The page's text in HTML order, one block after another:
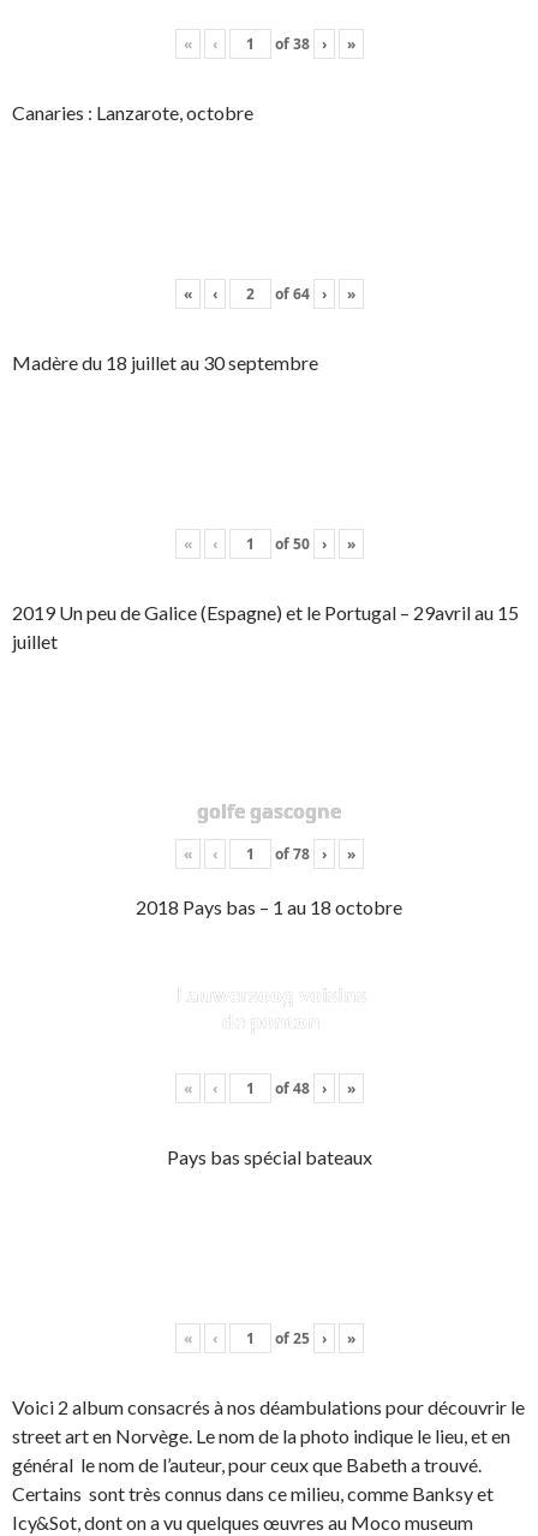
« ‹ of38 › »
Canaries : Lanzarote, octobre
« ‹ of64 › »
Madère du 18 juillet au 30 septembre
« ‹ of50 › »
2019 Un peu de Galice (Espagne) et le Portugal – 29avril au 15
juillet
golfe gascogne
« ‹ of78 › »
2018 Pays bas – 1 au 18 octobre
Lauwersoog voisins
de ponton
« ‹ of48 › »
Pays bas spécial bateaux
« ‹ of25 › »
Voici 2 album consacrés à nos déambulations pour découvrir le
street art en Norvège. Le nom de la photo indique le lieu, et en
général le nom de l’auteur, pour ceux que Babeth a trouvé.
Certains sont très connus dans ce milieu, comme Banksy et
Icy&Sot, dont on a vu quelques œuvres au Moco museum